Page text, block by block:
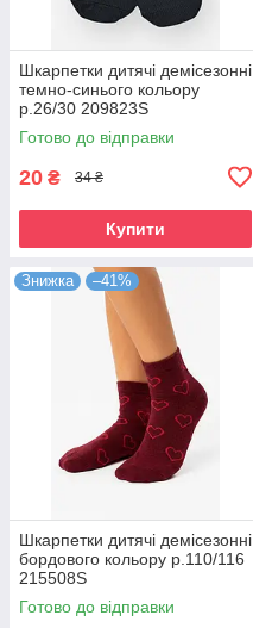
Шкарпетки дитячі демісезонні
темно-синього кольору
р.26/30 209823S
Готово до відправки
20 ₴ 34 ₴
Купити
Знижка –41%
Шкарпетки дитячі демісезонні
бордового кольору р.110/116
215508S
Готово до відправки